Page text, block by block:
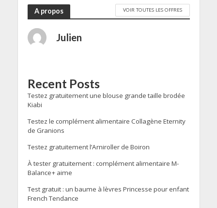
A propos VOIR TOUTES LES OFFRES
Julien
Recent Posts
Testez gratuitement une blouse grande taille brodée
Kiabi
Testez le complément alimentaire Collagène Eternity
de Granions
Testez gratuitement l’Arniroller de Boiron
À tester gratuitement : complément alimentaire M-
Balance+ aime
Test gratuit : un baume à lèvres Princesse pour enfant
French Tendance